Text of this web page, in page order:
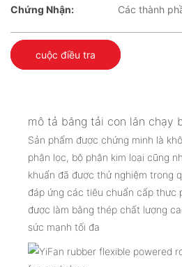
Chứng Nhận:
Các thành
cuộc điều tra
mô tả băng tải con lăn chạy
Sản phẩm được chứng minh là
phận lọc, bộ phận kim loại cũng
khuẩn đã được thử nghiệm trong
đáp ứng các tiêu chuẩn cấp thực
được làm bằng thép chất lượng
sức mạnh tối đa